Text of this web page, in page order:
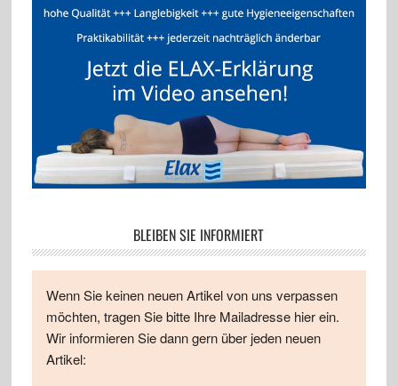
BLEIBEN SIE INFORMIERT
Wenn Sie keinen neuen Artikel von uns verpassen
möchten, tragen Sie bitte Ihre Mailadresse hier ein.
Wir informieren Sie dann gern über jeden neuen
Artikel: